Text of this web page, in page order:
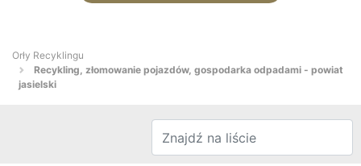
Orły Recyklingu
Recykling, złomowanie pojazdów, gospodarka odpadami - powiat
jasielski